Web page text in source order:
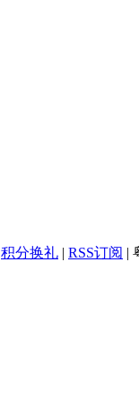
积分换礼 RSS订阅
|